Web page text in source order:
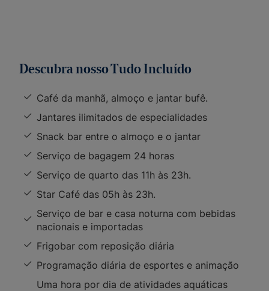
Descubra nosso Tudo Incluído
Café da manhã, almoço e jantar bufê.
Jantares ilimitados de especialidades
Snack bar entre o almoço e o jantar
Serviço de bagagem 24 horas
Serviço de quarto das 11h às 23h.
Star Café das 05h às 23h.
Serviço de bar e casa noturna com bebidas
nacionais e importadas
Frigobar com reposição diária
Programação diária de esportes e animação
Uma hora por dia de atividades aquáticas